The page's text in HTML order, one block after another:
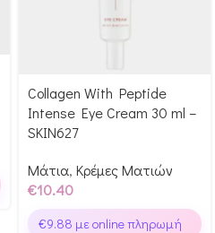
Αγόρασε & κέρδισε 104
Glow Points!
Collagen With Peptide
Intense Eye Cream 30 ml –
SKIN627
Μάτια, Κρέμες Ματιών
€10.40
€9.88 με online πληρωμή